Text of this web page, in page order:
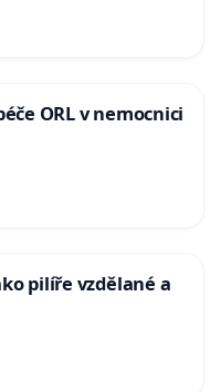
ORL v nemocnici
pilíře vzdělané a